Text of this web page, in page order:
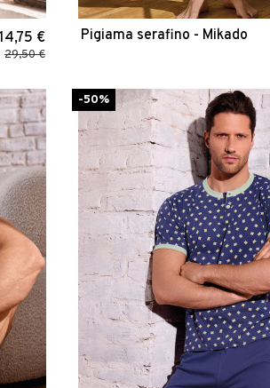
14,75 €
29,50 €
Pigiama serafino - Mikado
-50%